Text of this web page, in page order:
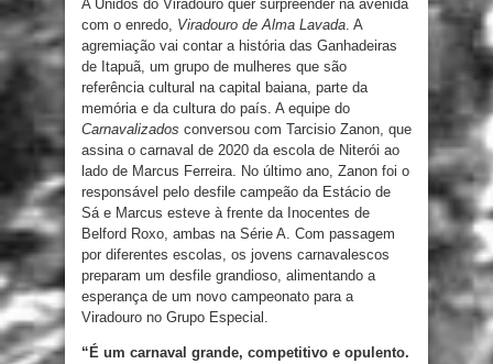
A Unidos do Viradouro quer surpreender na avenida
com o enredo, Viradouro de Alma Lavada. A
agremiação vai contar a história das Ganhadeiras
de Itapuã, um grupo de mulheres que são
referência cultural na capital baiana, parte da
memória e da cultura do país. A equipe do
Carnavalizados conversou com Tarcisio Zanon, que
assina o carnaval de 2020 da escola de Niterói ao
lado de Marcus Ferreira. No último ano, Zanon foi o
responsável pelo desfile campeão da Estácio de
Sá e Marcus esteve à frente da Inocentes de
Belford Roxo, ambas na Série A. Com passagem
por diferentes escolas, os jovens carnavalescos
preparam um desfile grandioso, alimentando a
esperança de um novo campeonato para a
Viradouro no Grupo Especial.
“É um carnaval grande, competitivo e opulento.